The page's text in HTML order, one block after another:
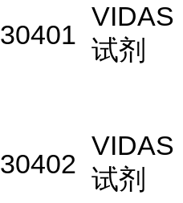
30401
VIDAS
试剂
30402
VIDAS
试剂